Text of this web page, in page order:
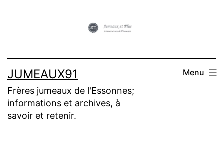
JUMEAUX91
Frères jumeaux de l'Essonnes;
informations et archives, à
savoir et retenir.
Menu